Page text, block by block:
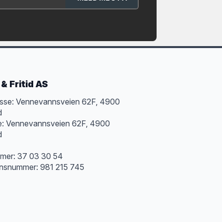
Fritid AS
Vennevannsveien 62F, 4900
Vennevannsveien 62F, 4900
37 03 30 54
981 215 745